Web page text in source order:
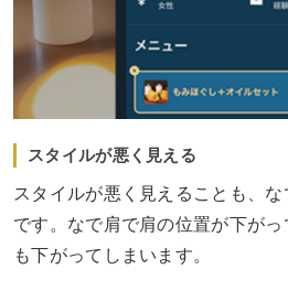
スタイルが悪く見える
スタイルが悪く見えることも、
です。なで肩で肩の位置が下が
も下がってしまいます。